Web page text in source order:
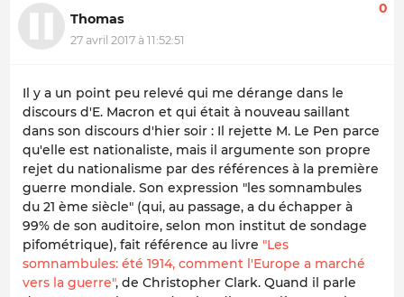
Thomas
27 avril 2017 à 11:52:51
0
Il y a un point peu relevé qui me dérange dans le
discours d'E. Macron et qui était à nouveau saillant
dans son discours d'hier soir : Il rejette M. Le Pen parce
qu'elle est nationaliste, mais il argumente son propre
rejet du nationalisme par des références à la première
guerre mondiale. Son expression "les somnambules
du 21 ème siècle" (qui, au passage, a du échapper à
99% de son auditoire, selon mon institut de sondage
pifométrique), fait référence au livre "Les
somnambules: été 1914, comment l'Europe a marché
vers la guerre", de Christopher Clark. Quand il parle